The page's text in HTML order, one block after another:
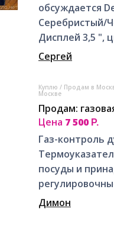
обсуждается
Серебристый/
Дисплей 3,5 ",
Сергей
Куплю / Продам в
Москве
Продам:
Цена 7 500 Р.
Газ-контроль
посуды и
Димон